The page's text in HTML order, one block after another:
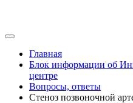
Главная
Блок информации об
центре
Вопросы, ответы
Стеноз позвоночной